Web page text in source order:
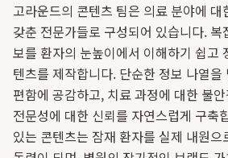
고라운드의 콘텐츠 팀은 의료 분야에 대
갖춘 전문가들로 구성되어 있습니다. 복
보를 환자의 눈높이에서 이해하기 쉽고
텐츠를 제작합니다. 단순한 정보 나열
편함에 공감하고, 치료 과정에 대한 불
전문성에 대한 신뢰를 자연스럽게 구축
있는 콘텐츠는 잠재 환자를 실제 내원